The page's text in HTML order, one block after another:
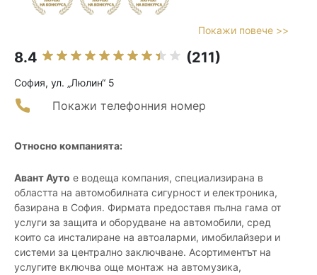
Покажи повече >>
8.4 (211)
София, ул. „Люлин“ 5
Покажи телефонния номер
Относно компанията:
Авант Ауто е водеща компания, специализирана в
областта на автомобилната сигурност и електроника,
базирана в София. Фирмата предоставя пълна гама от
услуги за защита и оборудване на автомобили, сред
които са инсталиране на автоаларми, имобилайзери и
системи за централно заключване. Асортиментът на
услугите включва още монтаж на автомузика,